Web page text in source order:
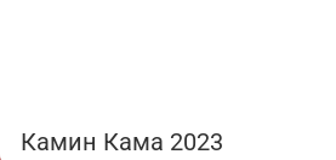
Камин Кама 2023